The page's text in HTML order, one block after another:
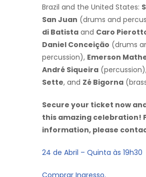
Brazil and the United States:
San Juan (drums and
di Batista and Caro
Daniel Conceição (drums
percussion), Emerson
André Siqueira
Sette, and Zé Bigorna
Secure your ticket now
this amazing celebration!
information, please
24 de Abril – Quinta às 19h30
Comprar Ingresso.